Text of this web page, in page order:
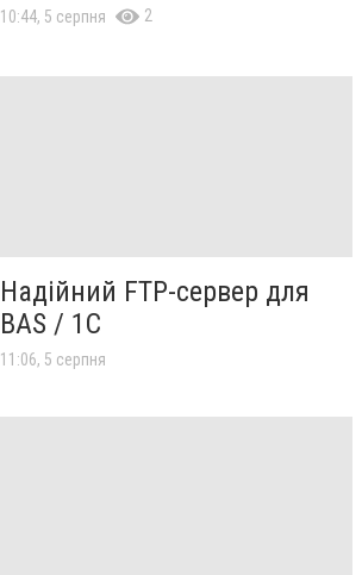
10:44, 5 серпня 2
Надійний FTP-сервер для
BAS / 1C
11:06, 5 серпня